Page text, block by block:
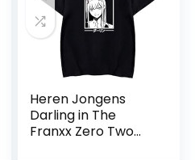
Heren Jongens
Darling in The
Franxx Zero Two